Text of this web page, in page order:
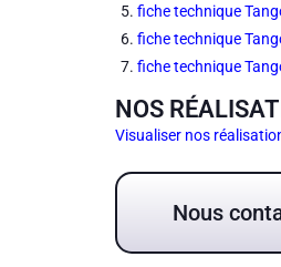
fiche technique
fiche technique
fiche technique
NOS
Visualiser nos
Nous